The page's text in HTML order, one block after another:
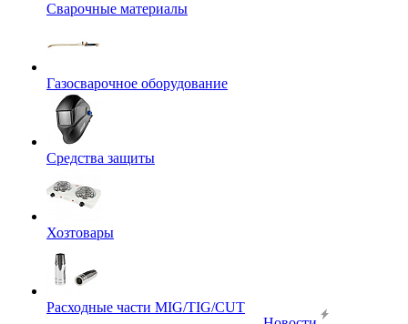
Сварочные материалы
Газосварочное оборудование
Средства защиты
Хозтовары
Расходные части MIG/TIG/CUT